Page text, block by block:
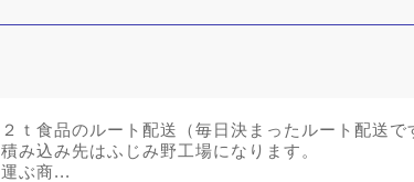
２ｔ食品のルート配送（毎日決まったルート配送で
積み込み先はふじみ野工場になります。
運ぶ商...